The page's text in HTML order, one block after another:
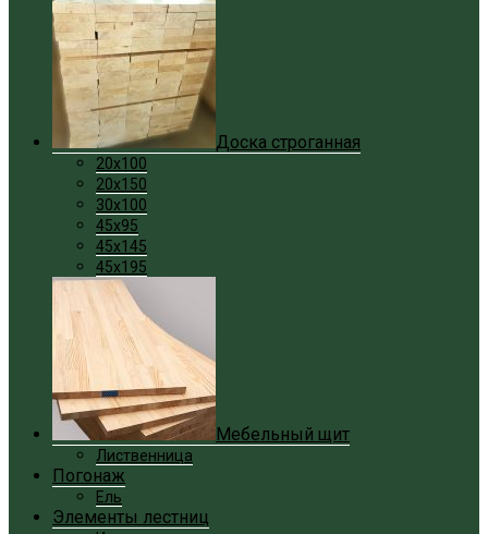
Доска строганная
20x100
20x150
30x100
45x95
45x145
45x195
Мебельный щит
Лиственница
Погонаж
Ель
Элементы лестниц